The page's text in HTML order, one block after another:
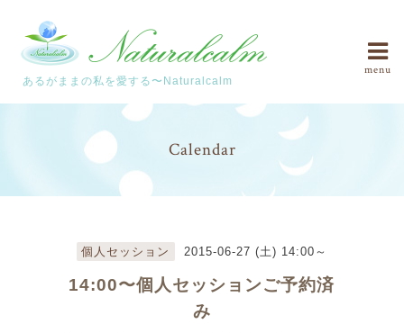
あるがままの私を愛する〜Naturalcalm
menu
Calendar
個人セッション 2015-06-27 (土) 14:00～
14:00〜個人セッションご予約済
み